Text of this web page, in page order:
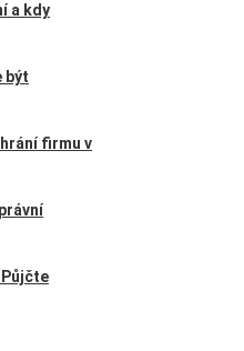
a kdy
být
firmu v